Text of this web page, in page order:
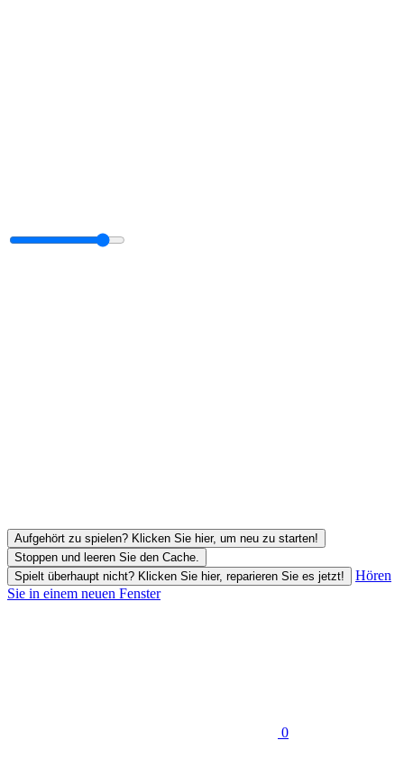
Aufgehört zu spielen? Klicken Sie hier, um neu zu starten!
Stoppen und leeren Sie den Cache.
Spielt überhaupt nicht? Klicken Sie hier, reparieren Sie es jetzt!
Hören
Sie in einem neuen Fenster
0